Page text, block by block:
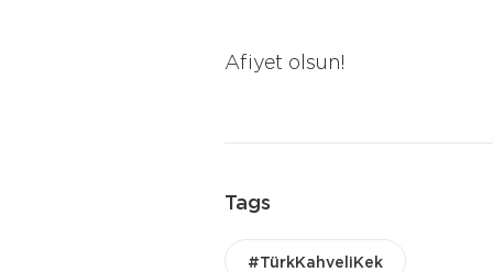
Afiyet olsun!
Tags
#TürkKahveliKek